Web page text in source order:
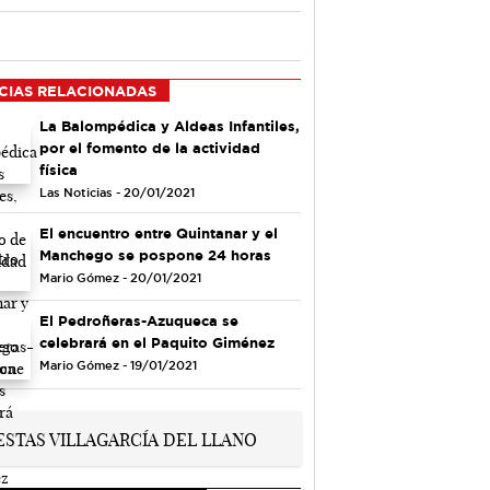
RELACIONADAS
La Balompédica y Aldeas Infantiles,
por el fomento de la actividad
física
Las Noticias - 20/01/2021
El encuentro entre Quintanar y el
Manchego se pospone 24 horas
Mario Gómez - 20/01/2021
El Pedroñeras-Azuqueca se
celebrará en el Paquito Giménez
Mario Gómez - 19/01/2021